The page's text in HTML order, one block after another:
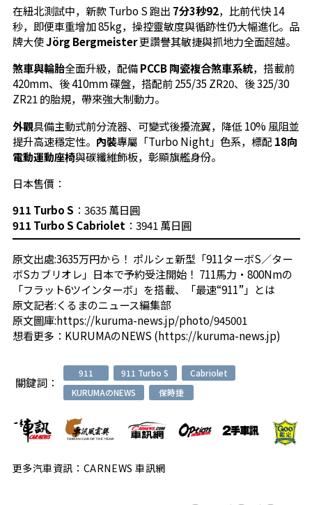
在紐北測試中，新款 Turbo S 跑出 7分3秒92，比前代快 14
秒，即便車重增加 85kg，操控靈敏度與循跡性仍大幅進化。品
牌大使Jörg Bergmeister更讚譽其敏捷與抓地力全面超越。
煞車與輪胎全面升級，配備PCCB 陶瓷複合煞車系統，搭載前
420mm、後 410mm 碟盤，搭配前 255/35 ZR20、後 325/30
ZR21 的胎規，帶來強大制動力。
外觀具備主動式前分流器、可變式後擾流翼，降低 10% 風阻並
提升高速穩定性。 內裝專屬「Turbo Night」色系，標配18向
電動運動座椅與碳纖維飾板，彰顯旗艦身份。
日本售價：
911 Turbo S ：3635 萬日圓
911 Turbo S Cabriolet ：3941 萬日圓
原文出處:3635万円から！ ポルシェ新型「911ターボS／ター
ボSカブリオレ」日本で予約受注開始！ 711馬力・800Nmの
「フラット6ツインターボ」を搭載、「最速“911”」とは
原文記者:くるまのニュース編集部
原文圖庫:https://kuruma-news.jp/photo/945001
想看更多： KURUMAのNEWS (https://kuruma-news.jp)
關鍵詞：
911 911 Turbo S
Cabriolet
KURUMAのNEWS
保時捷
更多汽車資訊：CARNEWS 車訊網